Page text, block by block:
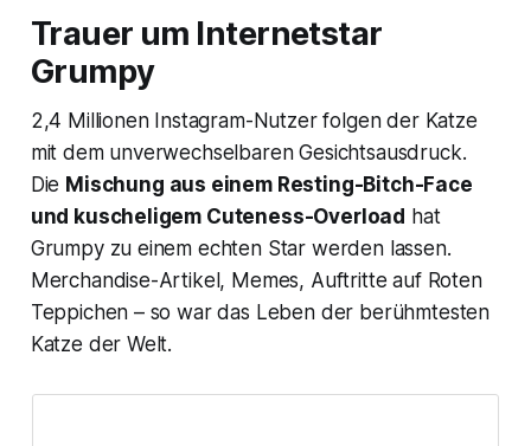
Trauer um Internetstar
Grumpy
2,4 Millionen Instagram-Nutzer folgen der Katze
mit dem unverwechselbaren Gesichtsausdruck.
Die Mischung aus einem Resting-Bitch-Face
und kuscheligem Cuteness-Overload hat
Grumpyzu einem echten Star werden lassen.
Merchandise-Artikel, Memes, Auftritte auf Roten
Teppichen – so war das Leben der berühmtesten
Katze der Welt.